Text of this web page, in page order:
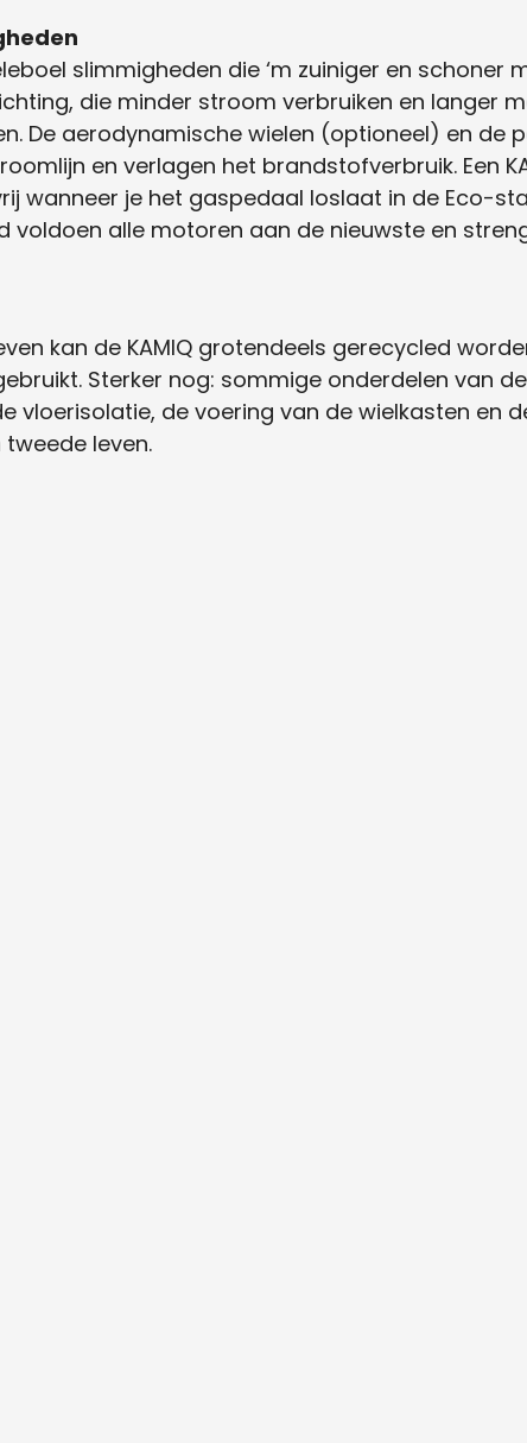
slimmigheden die ‘m zuiniger en schoner
die minder stroom verbruiken en langer
De aerodynamische wielen (optioneel) en de
en verlagen het brandstofverbruik. Een
wanneer je het gaspedaal loslaat in de Eco-
voldoen alle motoren aan de nieuwste en
kan de KAMIQ grotendeels gerecycled
Sterker nog: sommige onderdelen van
vloerisolatie, de voering van de wielkasten en
tweede leven.